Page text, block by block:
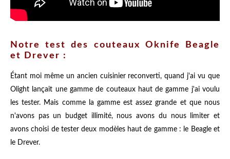
Notre test des couteaux Oknife Beagle
et Drever :
Étant moi même un ancien cuisinier reconverti, quand j'ai vu que
Olight lançait une gamme de couteaux haut de gamme j'ai voulu
les tester. Mais comme la gamme est assez grande et que nous
n'avons pas un budget illimité, nous avons du nous limiter et
avons choisi de tester deux modèles haut de gamme : le Beagle et
le Drever.